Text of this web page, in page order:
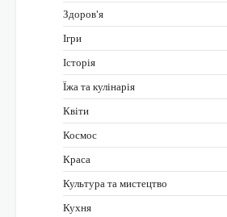
Здоров'я
Ігри
Історія
Їжа та кулінарія
Квіти
Космос
Краса
Культура та мистецтво
Кухня